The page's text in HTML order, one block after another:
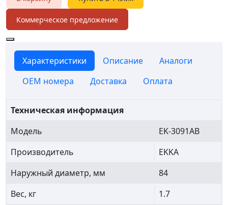
Коммерческое предложение
Характеристики Описание
Аналоги
OEM номера
Доставка Оплата
Техническая информация
Модель
EK-3091AB
Производитель
EKKA
Наружный диаметр, мм
84
Вес, кг
1.7